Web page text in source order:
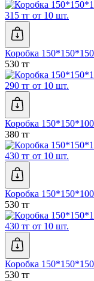
315 тг от 10 шт.
Коробка
530 тг
290 тг от 10 шт.
Коробка
380 тг
430 тг от 10 шт.
Коробка
530 тг
430 тг от 10 шт.
Коробка
530 тг